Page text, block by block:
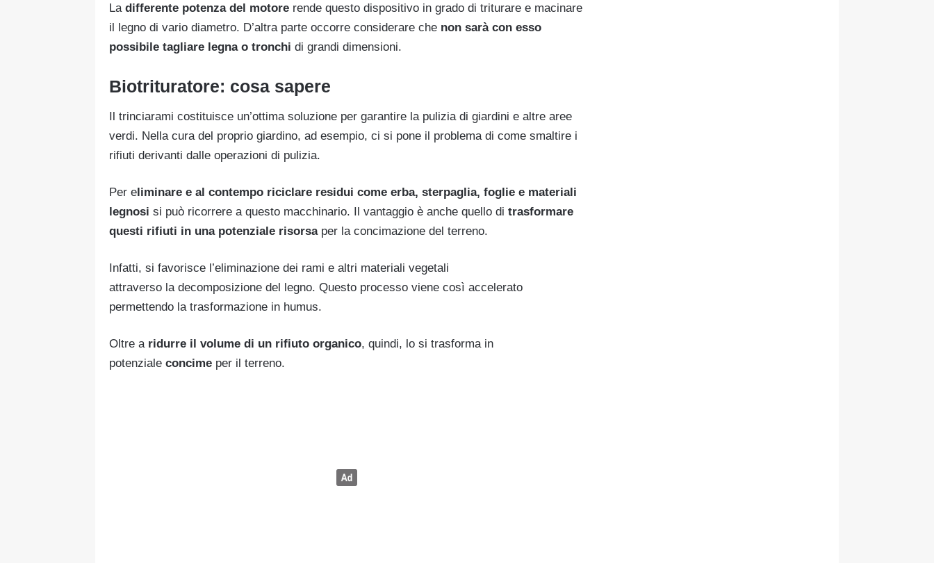
La differente potenza del motore rende questo dispositivo in grado di triturare e macinare
il legno di vario diametro. D’altra parte occorre considerare che non sarà con esso
possibile tagliare legna o tronchi di grandi dimensioni.
Biotrituratore: cosa sapere
Il trinciarami costituisce un’ottima soluzione per garantire la pulizia di giardini e altre aree
verdi. Nella cura del proprio giardino, ad esempio, ci si pone il problema di come smaltire i
rifiuti derivanti dalle operazioni di pulizia.
Per eliminare e al contempo riciclare residui come erba, sterpaglia, foglie e materiali
legnosi si può ricorrere a questo macchinario. Il vantaggio è anche quello di trasformare
questi rifiuti in una potenziale risorsaper la concimazione del terreno.
Infatti, si favorisce l’eliminazione dei rami e altri materiali vegetali
attraverso la decomposizione del legno. Questo processo viene così accelerato
permettendo la trasformazione in humus.
Oltre a ridurre il volume di un rifiuto organico, quindi, lo si trasforma in
potenziale concime per il terreno.